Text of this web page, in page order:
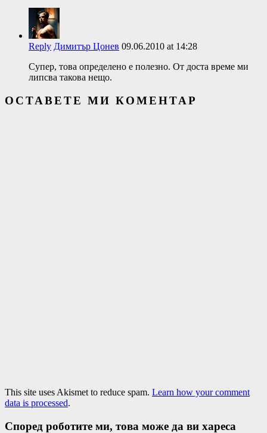
Reply Димитър Цонев 09.06.2010 at 14:28
Супер, това определено е полезно. От доста време ми
липсва такова нещо.
ОСТАВЕТЕ МИ КОМЕНТАР
This site uses Akismet to reduce spam. Learn how your comment
data is processed.
Според роботите ми, това може да ви хареса